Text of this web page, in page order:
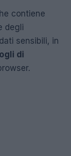
contiene
degli
sensibili, in
di